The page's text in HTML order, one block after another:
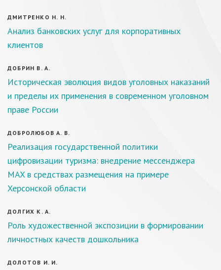
ДМИТРЕНКО Н. Н.
Анализ банковских услуг для корпоративных
клиентов
ДОБРИН В. А.
Историческая эволюция видов уголовных наказаний
и пределы их применения в современном уголовном
праве России
ДОБРОЛЮБОВ А. В.
Реализация государственной политики
цифровизации туризма: внедрение мессенджера
MAX в средствах размещения на примере
Херсонской области
ДОЛГИХ К. А.
Роль художественной экспозиции в формировании
личностных качеств дошкольника
ДОЛОТОВ И. И.